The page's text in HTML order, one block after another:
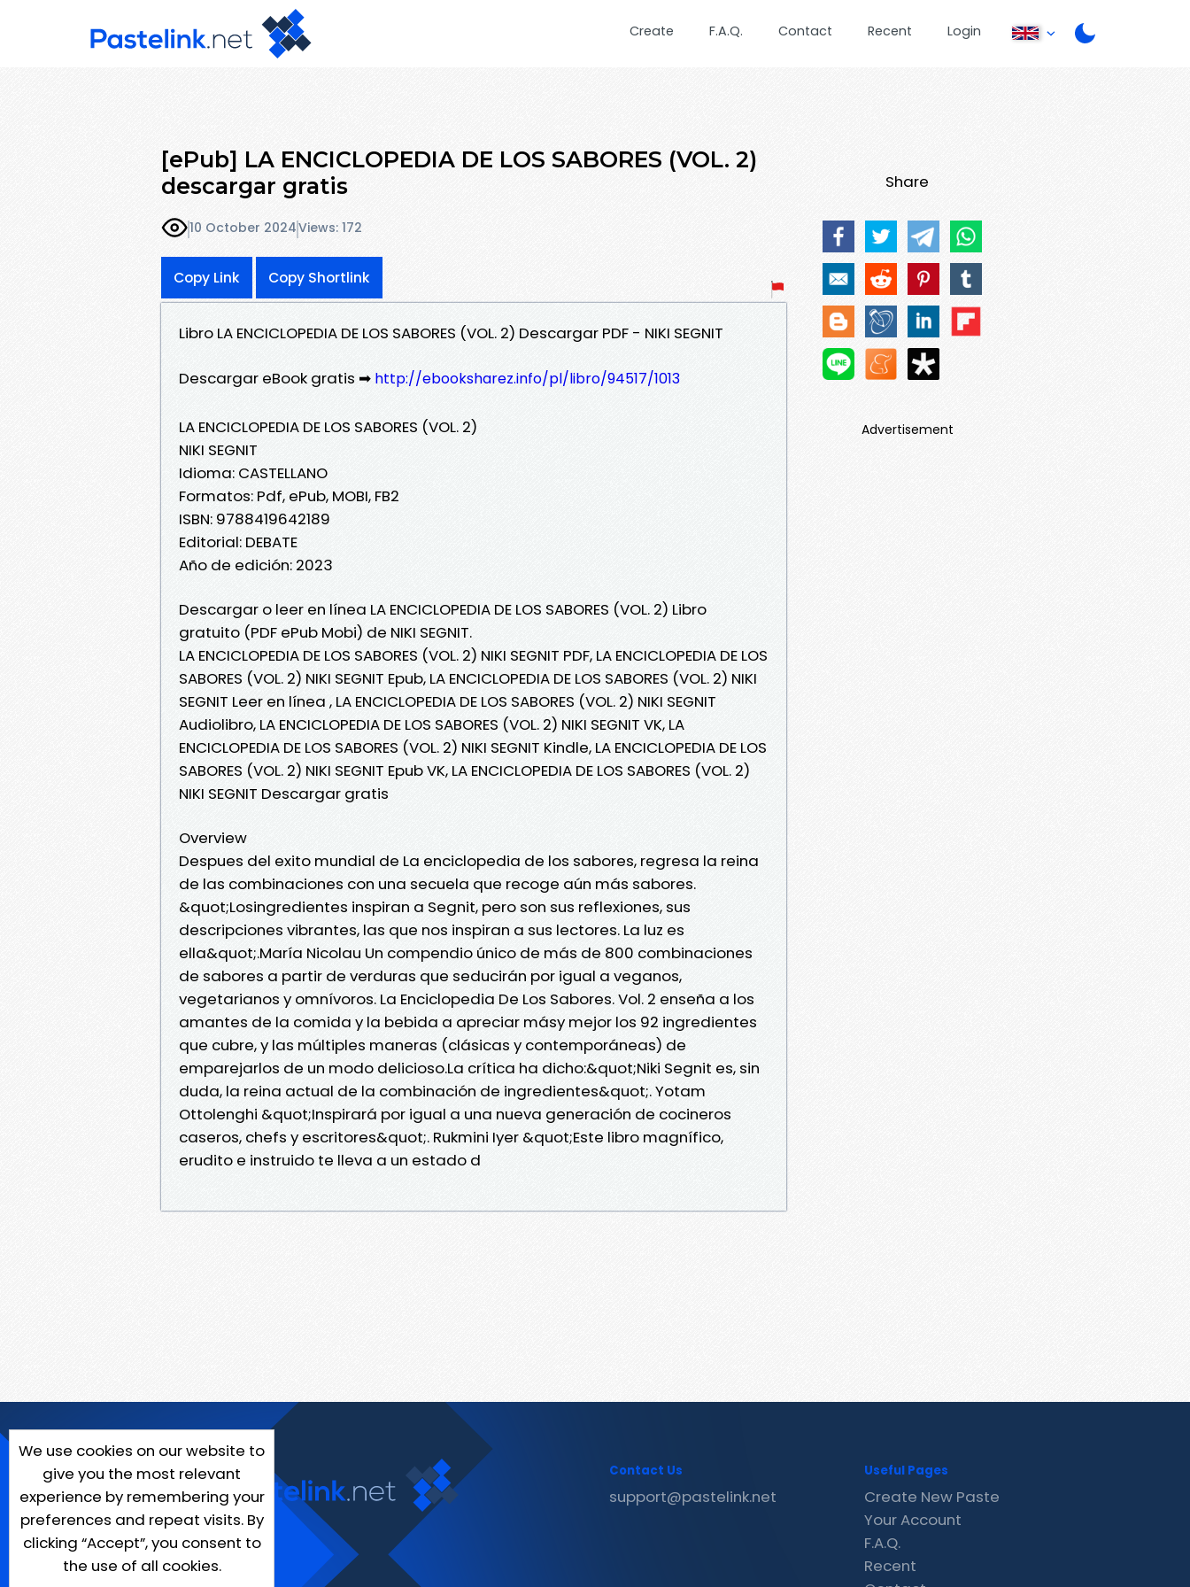
Create F.A.Q. Contact Recent Login
[ePub] LA ENCICLOPEDIA DE LOS SABORES (VOL. 2)
descargar gratis
10 October 2024Views: 172
Copy Link Copy Shortlink
Libro LA ENCICLOPEDIA DE LOS SABORES (VOL. 2) Descargar PDF - NIKI SEGNIT
Descargar eBook gratis ➡ http://ebooksharez.info/pl/libro/94517/1013
LA ENCICLOPEDIA DE LOS SABORES (VOL. 2)
NIKI SEGNIT
Idioma: CASTELLANO
Formatos: Pdf, ePub, MOBI, FB2
ISBN: 9788419642189
Editorial: DEBATE
Año de edición: 2023
Descargar o leer en línea LA ENCICLOPEDIA DE LOS SABORES (VOL. 2) Libro
gratuito (PDF ePub Mobi) de NIKI SEGNIT.
LA ENCICLOPEDIA DE LOS SABORES (VOL. 2) NIKI SEGNIT PDF, LA ENCICLOPEDIA DE LOS
SABORES (VOL. 2) NIKI SEGNIT Epub, LA ENCICLOPEDIA DE LOS SABORES (VOL. 2) NIKI
SEGNIT Leer en línea , LA ENCICLOPEDIA DE LOS SABORES (VOL. 2) NIKI SEGNIT
Audiolibro, LA ENCICLOPEDIA DE LOS SABORES (VOL. 2) NIKI SEGNIT VK, LA
ENCICLOPEDIA DE LOS SABORES (VOL. 2) NIKI SEGNIT Kindle, LA ENCICLOPEDIA DE LOS
SABORES (VOL. 2) NIKI SEGNIT Epub VK, LA ENCICLOPEDIA DE LOS SABORES (VOL. 2)
NIKI SEGNIT Descargar gratis
Overview
Despues del exito mundial de La enciclopedia de los sabores, regresa la reina
de las combinaciones con una secuela que recoge aún más sabores.
&quot;Losingredientes inspiran a Segnit, pero son sus reflexiones, sus
descripciones vibrantes, las que nos inspiran a sus lectores. La luz es
ella&quot;.María Nicolau Un compendio único de más de 800 combinaciones
de sabores a partir de verduras que seducirán por igual a veganos,
vegetarianos y omnívoros. La Enciclopedia De Los Sabores. Vol. 2 enseña a los
amantes de la comida y la bebida a apreciar másy mejor los 92 ingredientes
que cubre, y las múltiples maneras (clásicas y contemporáneas) de
emparejarlos de un modo delicioso.La crítica ha dicho:&quot;Niki Segnit es, sin
duda, la reina actual de la combinación de ingredientes&quot;. Yotam
Ottolenghi &quot;Inspirará por igual a una nueva generación de cocineros
caseros, chefs y escritores&quot;. Rukmini Iyer &quot;Este libro magnífico,
erudito e instruido te lleva a un estado d
Share
Advertisement
We use cookies on our website to
give you the most relevant
experience by remembering your
preferences and repeat visits. By
clicking “Accept”, you consent to
the use of all cookies.
Contact Us
support@pastelink.net
Useful Pages
Create New Paste
Your Account
F.A.Q.
Recent